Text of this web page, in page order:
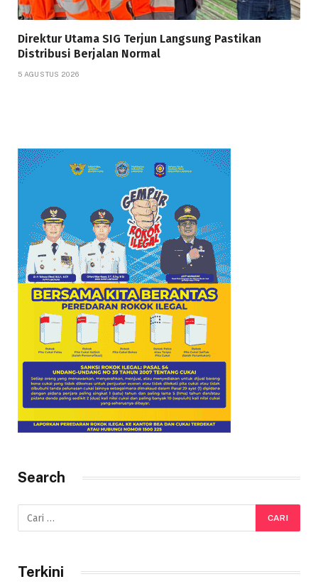
Direktur Utama SIG Terjun Langsung Pastikan
Distribusi Berjalan Normal
5 AGUSTUS 2026
Search
Terkini